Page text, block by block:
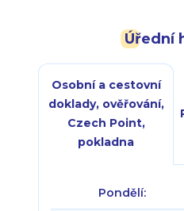
Úřední
Osobní a cestovní
doklady, ověřování,
Czech Point,
pokladna
Pondělí: